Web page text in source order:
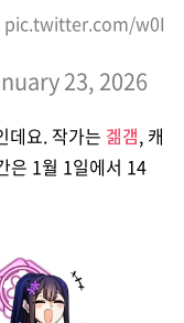
pic.twitter.com/w0I
23, 2026
데요. 작가는 겖갬, 캐
은 1월 1일에서 14